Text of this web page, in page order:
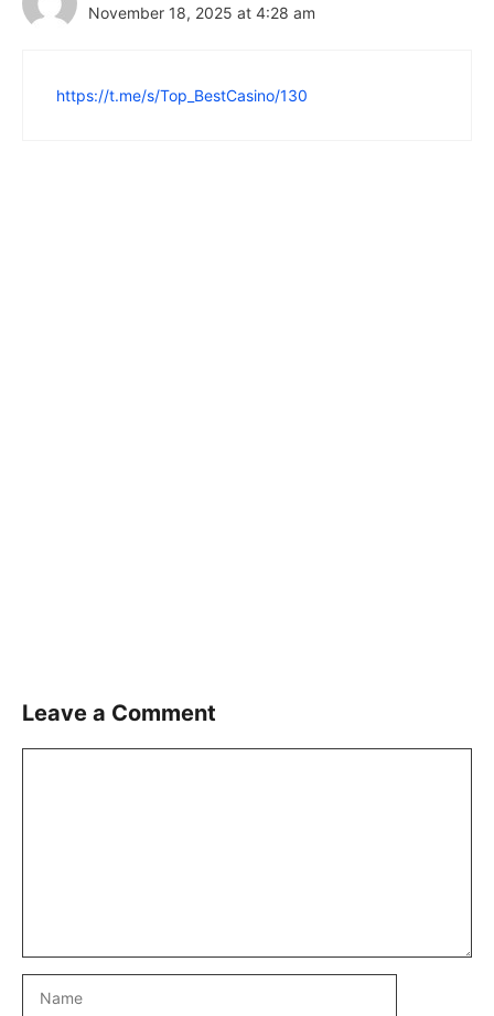
November 18, 2025 at 4:28 am
https://t.me/s/Top_BestCasino/130
Leave a Comment